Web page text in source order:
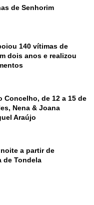
de Senhorim
140 vítimas de
dois anos e realizou
Concelho, de 12 a 15 de
Nena & Joana
Araújo
a partir de
de Tondela